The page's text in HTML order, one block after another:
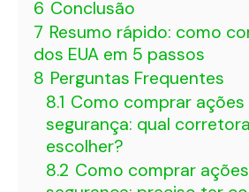
6 Conclusão
7 Resumo rápido: como
dos EUA em 5 passos
8 Perguntas Frequentes
8.1 Como comprar ações
segurança: qual
escolher?
8.2 Como comprar